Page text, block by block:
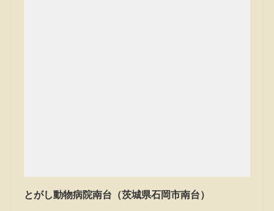
とがし動物病院南台（茨城県石岡市南台）